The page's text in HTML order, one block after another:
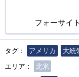
フォーサイ
タグ： アメリカ 大統
エリア：
北米